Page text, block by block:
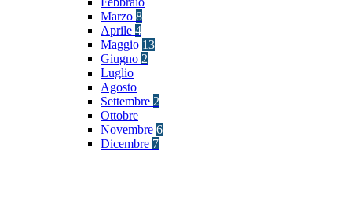
Marzo 8
Aprile 4
Maggio 13
Giugno 2
Luglio
Agosto
Settembre 2
Ottobre
Novembre 6
Dicembre 7